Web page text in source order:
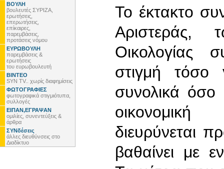
ΒΟΥΛΗ
βουλευτές ΣΥΡΙΖΑ,
ερωτήσεις,
επερωτήσεις,
επίκαιρες,
παρεμβάσεις,
προτάσεις νόμου
ΕΥΡΩΒΟΥΛΗ
παρεμβάσεις &
ερωτήσεις
του ευρωβουλευτή
ΒΙΝΤΕΟ
SYN TV.. χωρίς διαφημίσεις
ΦΩΤΟΓΡΑΦΙΕΣ
φωτογραφικά στιγμιότυπα,
συλλογές
ΕΙΠΑΝ,ΕΓΡΑΨΑΝ
ομιλίες, συνεντεύξεις &
άρθρα
ΣΥΝδέσεις
άλλες διευθύνσεις στο
Διαδίκτυο
Το έκτακτο
Αριστεράς,
Οικολογίας
στιγμή τόσο
συνολικά όσο
διευρύνεται
βαθαίνει με